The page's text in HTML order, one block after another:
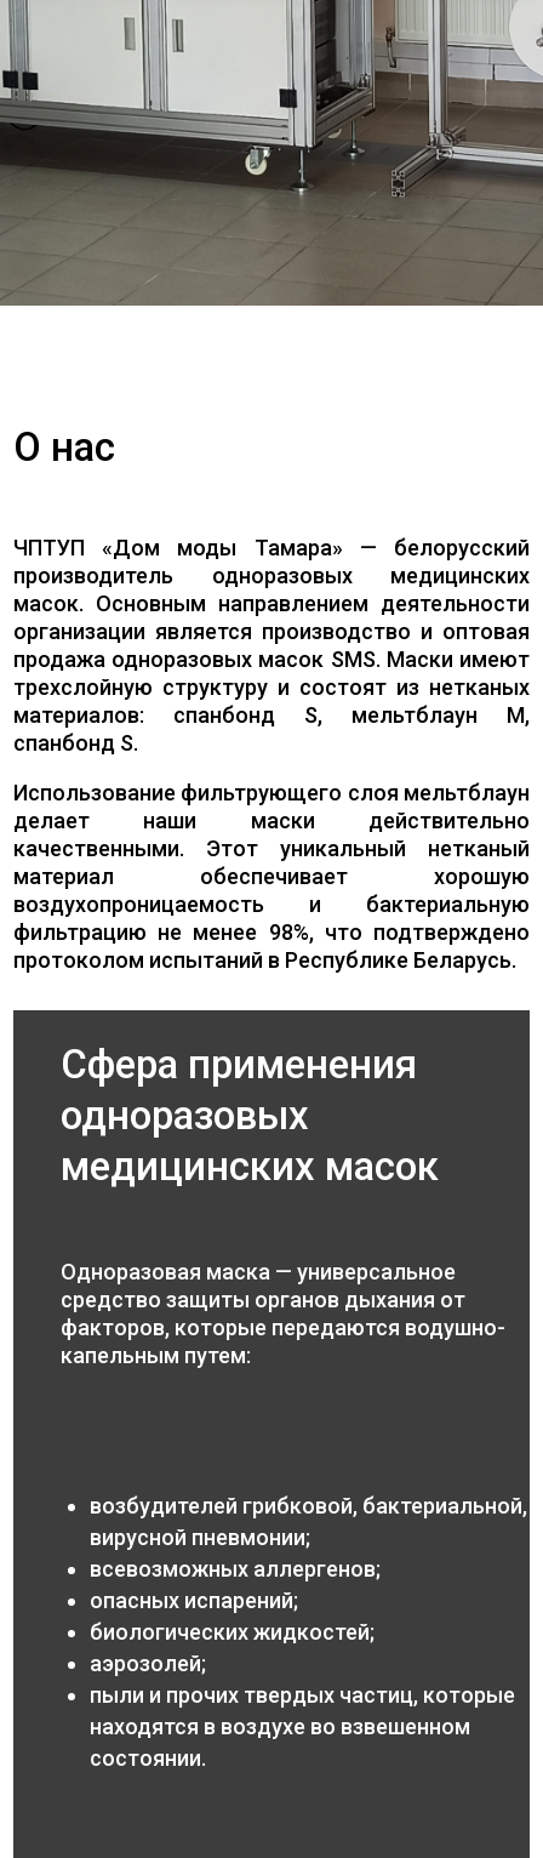
О нас
ЧПТУП «Дом моды Тамара» — белорусский
производитель одноразовых медицинских
масок. Основным направлением деятельности
организации является производство и оптовая
продажа одноразовых масок SMS. Маски имеют
трехслойную структуру и состоят из нетканых
материалов: спанбонд S, мельтблаун M,
спанбонд S.
Использование фильтрующего слоя мельтблаун
делает наши маски действительно
качественными. Этот уникальный нетканый
материал обеспечивает хорошую
воздухопроницаемость и бактериальную
фильтрацию не менее 98%, что подтверждено
протоколом испытаний в Республике Беларусь.
Сфера применения
одноразовых
медицинских масок
Одноразовая маска — универсальное
средство защиты органов дыхания от
факторов, которые передаются водушно-
капельным путем:
возбудителей грибковой, бактериальной,
вирусной пневмонии;
всевозможных аллергенов;
опасных испарений;
биологических жидкостей;
аэрозолей;
пыли и прочих твердых частиц, которые
находятся в воздухе во взвешенном
состоянии.